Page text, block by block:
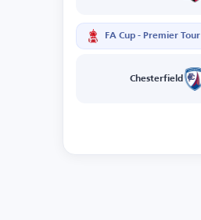
FA Cup - Premier Tour
Chesterfield